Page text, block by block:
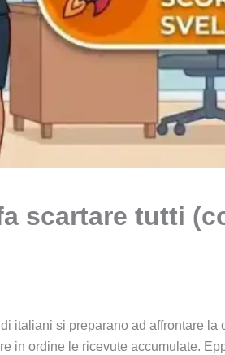
scartare tutti
italiani si preparano ad affrontare la
in ordine le ricevute accumulate.